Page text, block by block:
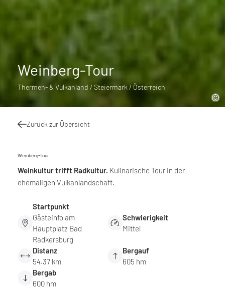
Weinberg-Tour
Thermen- & Vulkanland / Steiermark / Österreich
Zurück zur Übersicht
Weinberg-Tour
Weinkultur trifft Radkultur. Kulinarische Tour in der
ehemaligen Vulkanlandschaft.
Startpunkt
Gästeinfo am
Hauptplatz Bad
Radkersburg
Schwierigkeit
Mittel
Distanz
54.37 km
Bergauf
605 hm
Bergab
600 hm